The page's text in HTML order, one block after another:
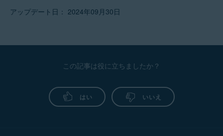
アップデート日： 2024年09月30日
この記事は役に立ちましたか？
はい いいえ